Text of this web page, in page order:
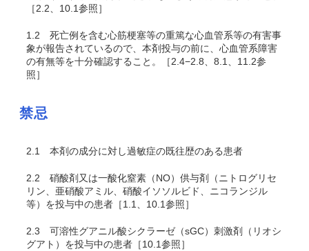
［2.2、10.1参照］
1.2 死亡例を含む心筋梗塞等の重篤な心血管系等の有害事
象が報告されているので、本剤投与の前に、心血管系障害
の有無等を十分確認すること。［2.4−2.8、8.1、11.2参
照］
禁忌
2.1 本剤の成分に対し過敏症の既往歴のある患者
2.2 硝酸剤又は一酸化窒素（NO）供与剤（ニトログリセ
リン、亜硝酸アミル、硝酸イソソルビド、ニコランジル
等）を投与中の患者［1.1、10.1参照］
2.3 可溶性グアニル酸シクラーゼ（sGC）刺激剤（リオシ
グアト）を投与中の患者［10.1参照］